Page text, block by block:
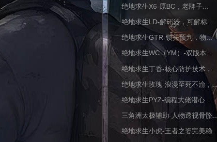
绝地求生X6-原BC，老牌子...
绝地求生LD-解码器，可解标...
绝地求生GTR-锁头预判，物...
绝地求生WC（YM）-双版本...
绝地求生丁香-核心防护技术，
绝地求生玫瑰-浪漫至死不渝，
绝地求生PYZ-编程大佬潜心...
三角洲太极辅助-人物透视骨骼
绝地求生小虎-王者之姿完美稳